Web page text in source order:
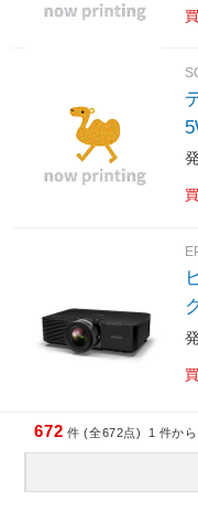
672 件 (全672点) 1 件から